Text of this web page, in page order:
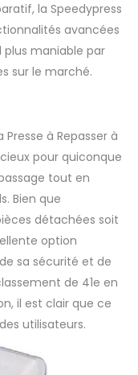
la Speedypress
avancées
plus maniable par
sur le marché.
Presse à Repasser à
pour quiconque
tout en
Bien que
détachées soit
option
sa sécurité et de
de 41e en
il est clair que ce
utilisateurs.